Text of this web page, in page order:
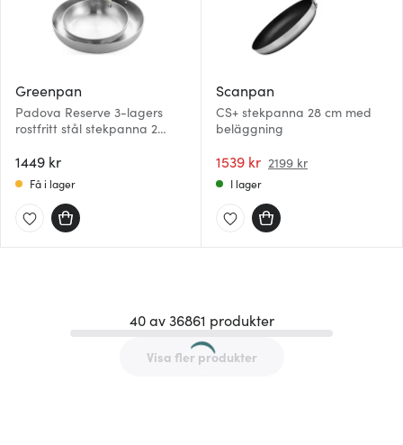
Greenpan
Padova Reserve 3-lagers
rostfritt stål stekpanna 2
1449 kr
Få i lager
Scanpan
CS+ stekpanna 28 cm med
beläggning
1539 kr 2199 kr
I lager
40 av 36861 produkter
Visa fler produkter